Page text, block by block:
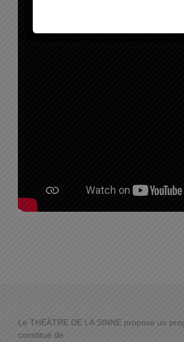
Le THÉÂTRE DE LA SINNE propose un
constitué de :